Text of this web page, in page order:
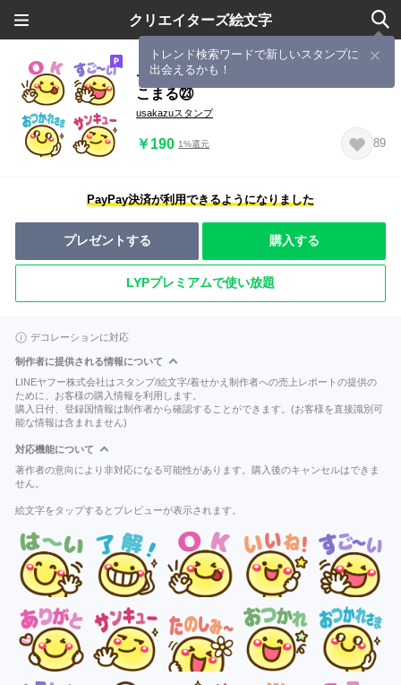
クリエイターズ絵文字
トレンド検索ワードで新しいスタンプに
出会えるかも！
デカ文字カラー①❤誰でも使える❤に
こまる㉓
usakazuスタンプ
￥190 1%還元 89
PayPay決済が利用できるようになりました
プレゼントする 購入する
LYPプレミアムで使い放題
デコレーションに対応
制作者に提供される情報について
LINEヤフー株式会社はスタンプ/絵文字/着せかえ制作者への売上レポートの提供の
ために、お客様の購入情報を利用します。
購入日付、登録国情報は制作者から確認することができます。(お客様を直接識別可
能な情報は含まれません)
対応機能について
著作者の意向により非対応になる可能性があります。購入後のキャンセルはできま
せん。
絵文字をタップするとプレビューが表示されます。